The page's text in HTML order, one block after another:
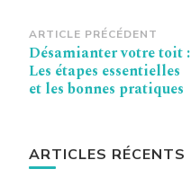
Navigation
d’article
ARTICLE PRÉCÉDENT
Désamianter votre toit :
Les étapes essentielles
et les bonnes pratiques
ARTICLES RÉCENTS